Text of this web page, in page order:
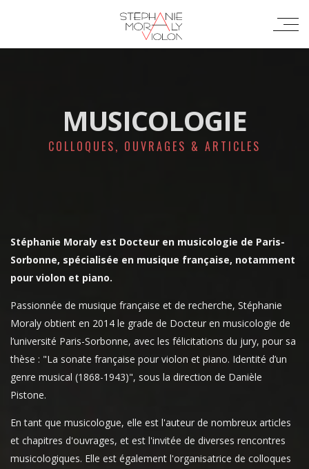
MUSICOLOGIE
COLLOQUES, OUVRAGES & ARTICLES
Stéphanie Moraly est Docteur en musicologie de Paris-
Sorbonne, spécialisée en musique française, notamment
pour violon et piano.
Passionnée de musique française et de recherche, Stéphanie
Moraly obtient en 2014 le grade de Docteur en musicologie de
l’université Paris-Sorbonne, avec les félicitations du jury, pour sa
thèse : "La sonate française pour violon et piano. Identité d’un
genre musical (1868-1943)", sous la direction de Danièle
Pistone.
En tant que musicologue, elle est l'auteur de nombreux articles
et chapitres d'ouvrages, et est l'invitée de diverses rencontres
musicologiques. Elle est également l'organisatrice de colloques